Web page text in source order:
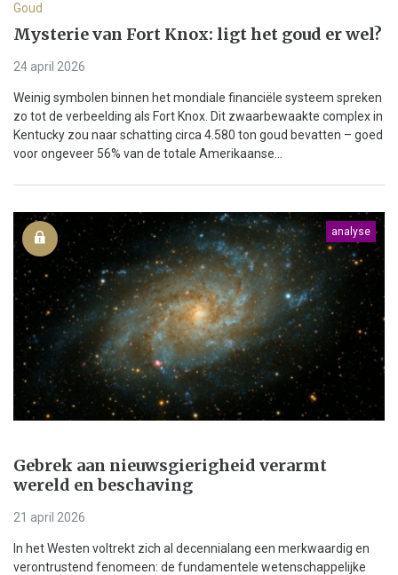
Goud
Mysterie van Fort Knox: ligt het goud er wel?
24 april 2026
Weinig symbolen binnen het mondiale financiële systeem spreken
zo tot de verbeelding als Fort Knox. Dit zwaarbewaakte complex in
Kentucky zou naar schatting circa 4.580 ton goud bevatten – goed
voor ongeveer 56% van de totale Amerikaanse...
analyse
Gebrek aan nieuwsgierigheid verarmt
wereld en beschaving
21 april 2026
In het Westen voltrekt zich al decennialang een merkwaardig en
verontrustend fenomeen: de fundamentele wetenschappelijke